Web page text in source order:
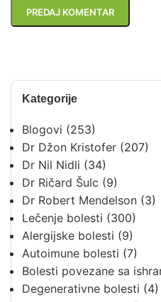
Kategorije
Blogovi (253)
Dr Džon Kristofer (207)
Dr Nil Nidli (34)
Dr Ričard Šulc (9)
Dr Robert Mendelson (3)
Lečenje bolesti (300)
Alergijske bolesti (9)
Autoimune bolesti (7)
Bolesti povezane sa
Degenerativne bolesti (4)